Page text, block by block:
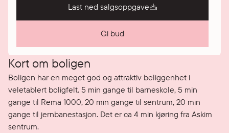
Last ned salgsoppgave
Gi bud
Kort om boligen
Boligen har en meget god og attraktiv beliggenhet i
veletablert boligfelt. 5 min gange til barneskole, 5 min
gange til Rema 1000, 20 min gange til sentrum, 20 min
gange til jernbanestasjon. Det er ca 4 min kjøring fra Askim
sentrum.